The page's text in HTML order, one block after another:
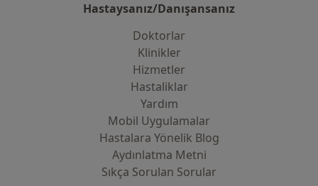
Hastaysanız/Danışansanız
Doktorlar
Klinikler
Hizmetler
Hastaliklar
Yardım
Mobil Uygulamalar
Hastalara Yönelik Blog
Aydınlatma Metni
Sıkça Sorulan Sorular